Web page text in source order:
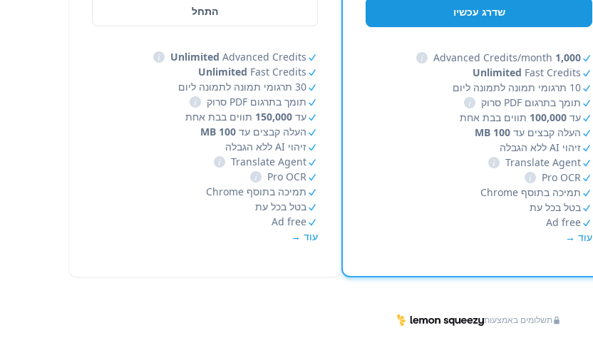
שדרג עכשיו
1,000
i
Unlimited Fast Credits
10 תרגומי תמונה לתמונה ליום
תומך בתרגום PDF סרוק
i
עד100,000 תווים בבת אחת
העלה קבצים עד100 MB
זיהוי AI ללא הגבלה
Translate Agent
i
Pro OCR
i
תמיכה בתוסף Chrome
בטל בכל עת
Ad free
עוד →
התחל
Unlimited Advanced Credits
i
Unlimited Fast Credits
30 תרגומי תמונה לתמונה ליום
תומך בתרגום PDF סרוק
i
עד 150,000 תווים בבת אחת
העלה קבצים עד 100 MB
זיהוי AI ללא הגבלה
Translate Agent
i
Pro OCR
i
תמיכה בתוסף Chrome
בטל בכל עת
Ad free
עוד →
תשלומים באמצעות